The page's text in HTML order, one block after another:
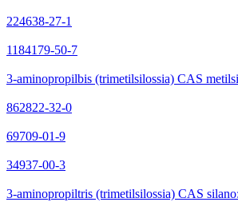
224638-27-1
1184179-50-7
3-aminopropilbis (trimetilsilossia) CAS
862822-32-0
69709-01-9
34937-00-3
3-aminopropiltris (trimetilsilossia) CAS